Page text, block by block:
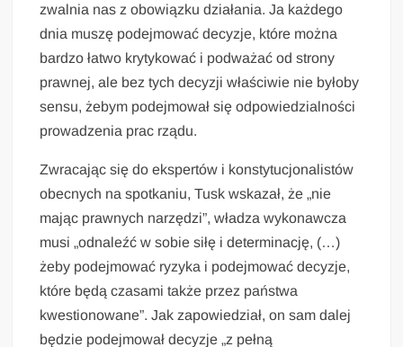
zwalnia nas z obowiązku działania. Ja każdego
dnia muszę podejmować decyzje, które można
bardzo łatwo krytykować i podważać od strony
prawnej, ale bez tych decyzji właściwie nie byłoby
sensu, żebym podejmował się odpowiedzialności
prowadzenia prac rządu.
Zwracając się do ekspertów i konstytucjonalistów
obecnych na spotkaniu, Tusk wskazał, że „nie
mając prawnych narzędzi”, władza wykonawcza
musi „odnaleźć w sobie siłę i determinację, (…)
żeby podejmować ryzyka i podejmować decyzje,
które będą czasami także przez państwa
kwestionowane”. Jak zapowiedział, on sam dalej
będzie podejmował decyzje „z pełną